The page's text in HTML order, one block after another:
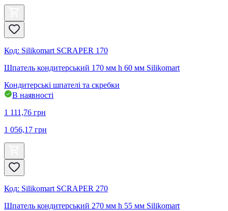
Код: Silikomart SCRAPER 170
Шпатель кондитерський 170 мм h 60 мм Silikomart
Кондитерські шпателі та скребки
В наявності
1 111,76 грн
1 056,17 грн
Код: Silikomart SCRAPER 270
Шпатель кондитерський 270 мм h 55 мм Silikomart